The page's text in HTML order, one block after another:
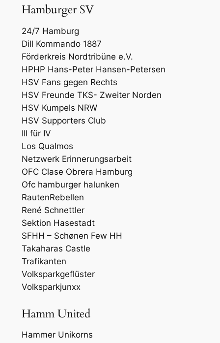
Hamburger SV
24/7 Hamburg
Dill Kommando 1887
Förderkreis Nordtribüne e.V.
HPHP Hans-Peter Hansen-Petersen
HSV Fans gegen Rechts
HSV Freunde TKS- Zweiter Norden
HSV Kumpels NRW
HSV Supporters Club
III für IV
Los Qualmos
Netzwerk Erinnerungsarbeit
OFC Clase Obrera Hamburg
Ofc hamburger halunken
RautenRebellen
René Schnettler
Sektion Hasestadt
SFHH – Schønen Few HH
Takaharas Castle
Trafikanten
Volksparkgeflüster
Volksparkjunxx
Hamm United
Hammer Unikorns